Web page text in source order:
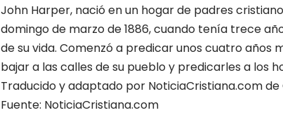
John Harper, nació en un hogar de padres
domingo de marzo de 1886, cuando tenía trece
de su vida. Comenzó a predicar unos cuatro años
bajar a las calles de su pueblo y predicarles a los
Traducido y adaptado por NoticiaCristiana.com de
Fuente: NoticiaCristiana.com